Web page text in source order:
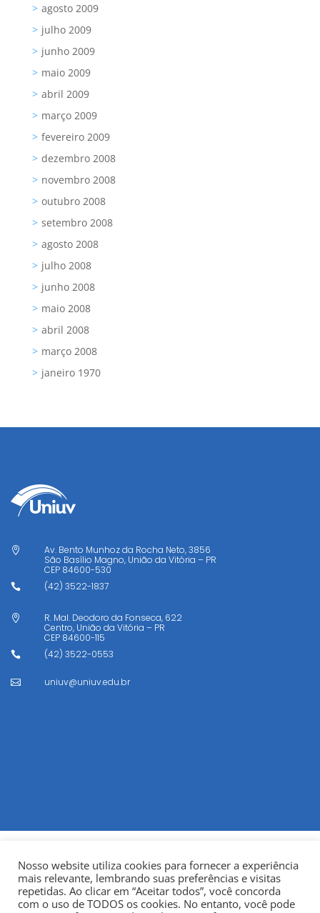
agosto 2009
julho 2009
junho 2009
maio 2009
abril 2009
março 2009
fevereiro 2009
dezembro 2008
novembro 2008
outubro 2008
setembro 2008
agosto 2008
julho 2008
junho 2008
maio 2008
abril 2008
março 2008
janeiro 1970

Av. Bento Munhoz da Rocha Neto, 3856
São Basílio Magno, União da Vitória – PR
CEP 84600-530
 (42) 3522-1837

R. Mal. Deodoro da Fonseca, 622
Centro, União da Vitória – PR
CEP 84600-115
 (42) 3522-0553
 uniuv@uniuv.edu.br
Nosso website utiliza cookies para fornecer a experiência
mais relevante, lembrando suas preferências e visitas
repetidas. Ao clicar em “Aceitar todos”, você concorda
com o uso de TODOS os cookies. No entanto, você pode